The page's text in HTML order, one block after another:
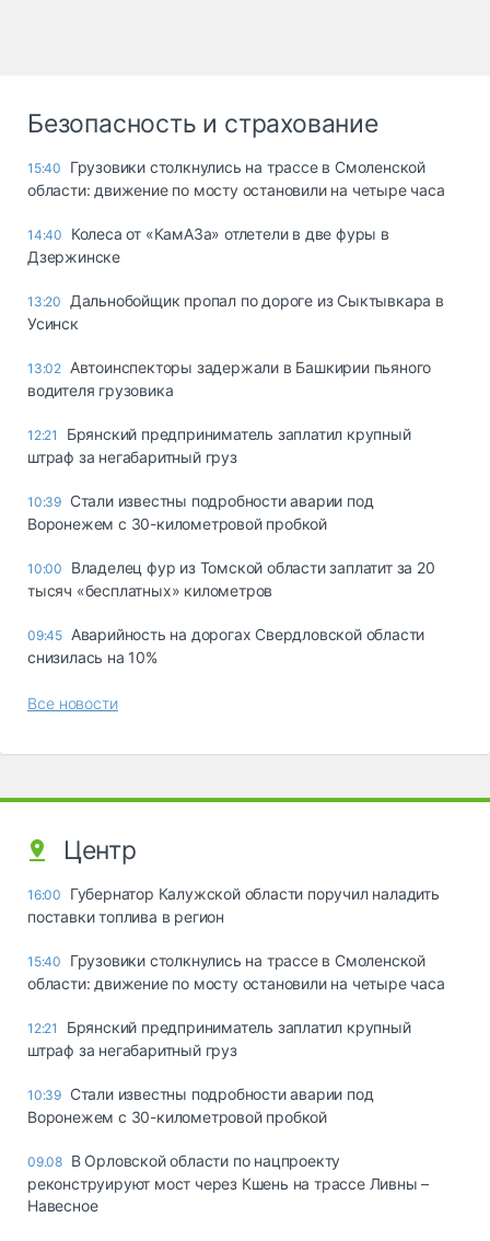
Безопасность и страхование
15:40
Грузовики столкнулись на трассе в Смоленской
области: движение по мосту остановили на четыре часа
14:40
Колеса от «КамАЗа» отлетели в две фуры в
Дзержинске
13:20
Дальнобойщик пропал по дороге из Сыктывкара в
Усинск
13:02 Автоинспекторы задержали в Башкирии пьяного
водителя грузовика
12:21
Брянский предприниматель заплатил крупный
штраф за негабаритный груз
10:39 Стали известны подробности аварии под
Воронежем с 30-километровой пробкой
10:00
Владелец фур из Томской области заплатит за 20
тысяч «бесплатных» километров
09:45 Аварийность на дорогах Свердловской области
снизилась на 10%
Все новости
Центр
16:00
Губернатор Калужской области поручил наладить
поставки топлива в регион
15:40
Грузовики столкнулись на трассе в Смоленской
области: движение по мосту остановили на четыре часа
12:21
Брянский предприниматель заплатил крупный
штраф за негабаритный груз
10:39 Стали известны подробности аварии под
Воронежем с 30-километровой пробкой
09.08 В Орловской области по нацпроекту
реконструируют мост через Кшень на трассе Ливны –
Навесное